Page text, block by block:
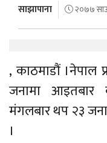
अन्तरवार्ता
साझापाना २०७७
, काठमाडौं ।नेपाल
जनामा आइतबार
मंगलबार थप २३
।